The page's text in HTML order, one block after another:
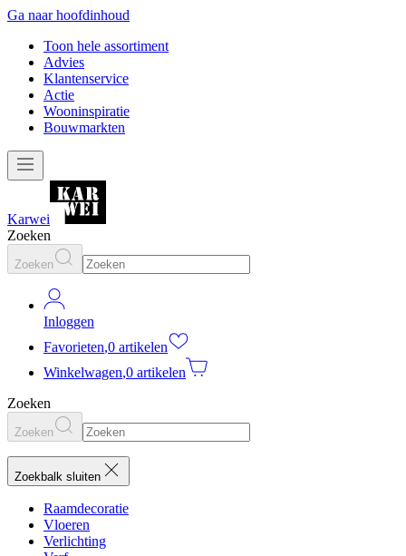
Ga naar hoofdinhoud
Toon hele assortiment
Advies
Klantenservice
Actie
Wooninspiratie
Bouwmarkten
Karwei
Zoeken
Zoeken
Inloggen
Favorieten,0 artikelen
Winkelwagen,0 artikelen
Zoeken
Zoeken
Zoekbalk sluiten
Raamdecoratie
Vloeren
Verlichting